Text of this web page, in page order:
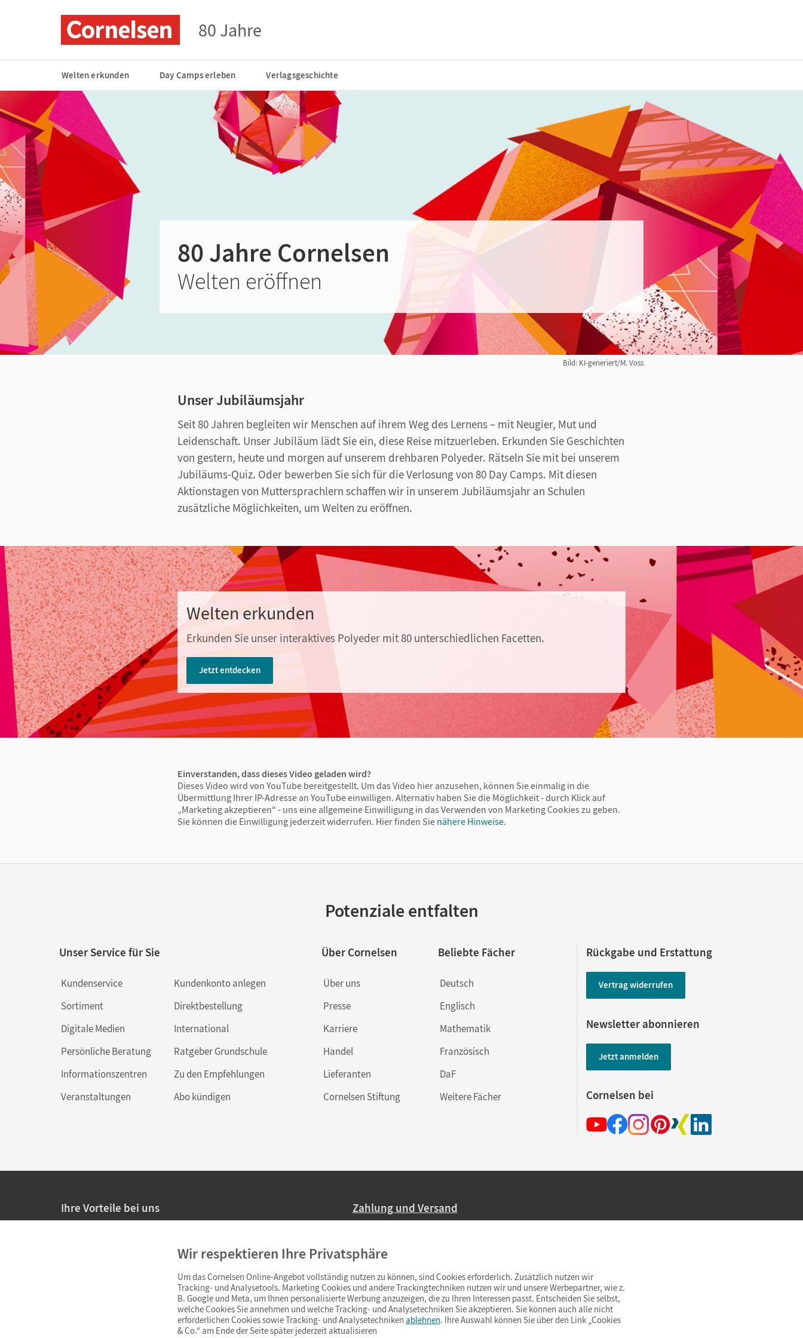
80 Jahre
Welten erkunden Day Camps erleben Verlagsgeschichte
Bild: KI-generiert/M. Voss
80 Jahre Cornelsen
Welten eröffnen
Unser Jubiläumsjahr
Seit 80 Jahren begleiten wir Menschen auf ihrem Weg des Lernens – mit Neugier, Mut und
Leidenschaft. Unser Jubiläum lädt Sie ein, diese Reise mitzuerleben. Erkunden Sie Geschichten
von gestern, heute und morgen auf unserem drehbaren Polyeder. Rätseln Sie mit bei unserem
Jubiläums-Quiz. Oder bewerben Sie sich für die Verlosung von 80 Day Camps. Mit diesen
Aktionstagen von Muttersprachlern schaffen wir in unserem Jubiläumsjahr an Schulen
zusätzliche Möglichkeiten, um Welten zu eröffnen.
Welten erkunden
Erkunden Sie unser interaktives Polyeder mit 80 unterschiedlichen Facetten.
Jetzt entdecken
Einverstanden, dass dieses Video geladen wird?
Dieses Video wird von YouTube bereitgestellt. Um das Video hier anzusehen, können Sie einmalig in die
Übermittlung Ihrer IP-Adresse an YouTube einwilligen. Alternativ haben Sie die Möglichkeit - durch Klick auf
„Marketing akzeptieren“ - uns eine allgemeine Einwilligung in das Verwenden von Marketing Cookies zu geben.
Sie können die Einwilligung jederzeit widerrufen. Hier finden Sie nähere Hinweise.
Potenziale entfalten
Unser Service für Sie
Kundenservice
Sortiment
Digitale Medien
Persönliche Beratung
Informationszentren
Veranstaltungen
Kundenkonto anlegen
Direktbestellung
International
Ratgeber Grundschule
Zu den Empfehlungen
Abo kündigen
Über Cornelsen
Über uns
Presse
Karriere
Handel
Lieferanten
Cornelsen Stiftung
Beliebte Fächer
Deutsch
Englisch
Mathematik
Französisch
DaF
Weitere Fächer
Rückgabe und Erstattung
Vertrag widerrufen
Newsletter abonnieren
Jetzt anmelden
Cornelsen bei
Ihre Vorteile bei uns
Persönliche Angebote für Lehrkräfte
Sicheres Einkaufen mit SSL-Verschlüsselung
Widerrufsfristvon 4 Wochen
Schnelle und einfache Retourenabwicklung
Zahlung und Versand
Ab 59,– EUR Bestellwert liefern wir versandkostenfrei innerhalb Deutschlands
(Lieferung in 3–6 Tagen).
Wir respektieren Ihre Privatsphäre
Um das Cornelsen Online-Angebot vollständig nutzen zu können, sind Cookies erforderlich. Zusätzlich nutzen wir
Tracking- und Analysetools. Marketing Cookies und andere Trackingtechniken nutzen wir und unsere Werbepartner, wie z.
B. Google und Meta, um Ihnen personalisierte Werbung anzuzeigen, die zu Ihren Interessen passt. Entscheiden Sie selbst,
welche Cookies Sie annehmen und welche Tracking- und Analysetechniken Sie akzeptieren. Sie können auch alle nicht
erforderlichen Cookies sowie Tracking- und Analysetechniken ablehnen. Ihre Auswahl können Sie über den Link „Cookies
& Co.“ am Ende der Seite später jederzeit aktualisieren